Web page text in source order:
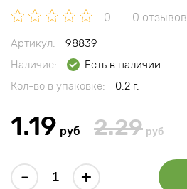
0 0 отзывов
Артикул:
98839
Наличие:
Есть в наличии
Кол-во в упаковке:
0.2 г.
1.19 руб 2.29 руб
- +